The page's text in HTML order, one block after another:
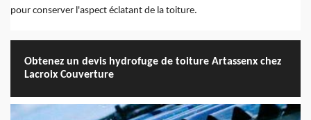
pour conserver l'aspect éclatant de la toiture.
Obtenez un devis hydrofuge de toiture Artassenx chez
Lacroix Couverture